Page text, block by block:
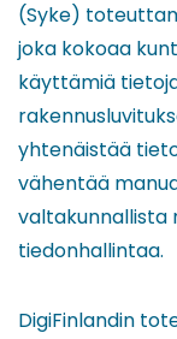
(Syke)
joka kokoaa
käyttämiä
yhtenäistää
vähentää
valtakunnallista
tiedonhallintaa.
DigiFinlandin